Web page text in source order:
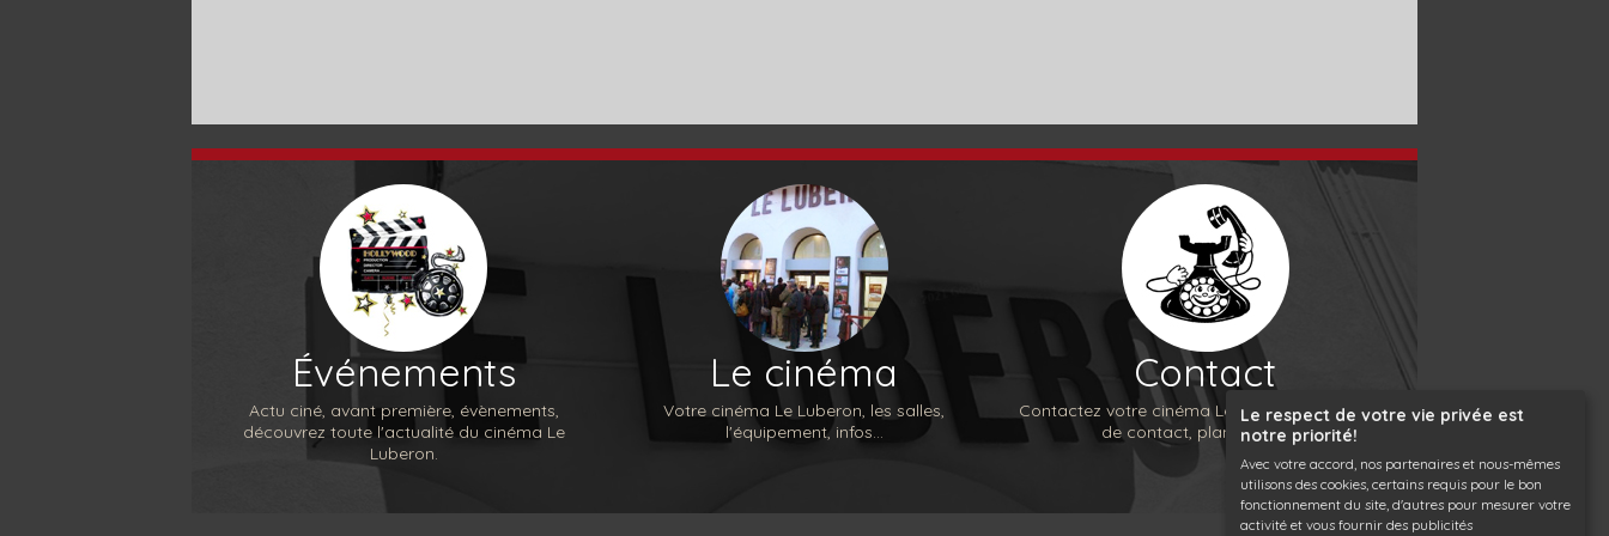
Le respect de votre vie privée est
notre priorité!
Avec votre accord, nos partenaires et nous-mêmes
utilisons des cookies, certains requis pour le bon
fonctionnement du site, d'autres pour mesurer votre
activité et vous fournir des publicités
Événements
Actu ciné, avant première, évènements,
découvrez toute l'actualité du cinéma Le
Luberon.
Le cinéma
Votre cinéma Le Luberon, les salles,
l'équipement, infos...
Contact
Contactez votre cinéma Le Luberon, formulaire
de contact, plan d'accès...